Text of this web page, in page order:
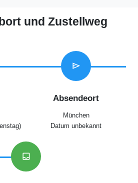
und Zustellweg
send
Absendeort
München
Datum unbekannt
inbox